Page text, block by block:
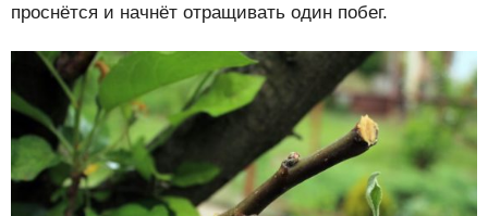
проснётся и начнёт отращивать один побег.